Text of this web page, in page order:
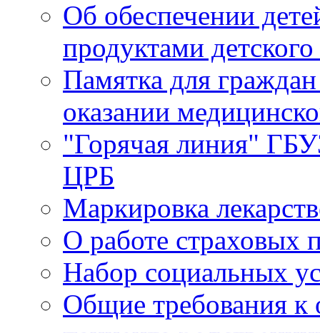
Об обеспечении
продуктами
Памятка для
оказании
"Горячая линия"
ЦРБ
Маркировка
О работе страховых
Набор социальных
Общие требования к